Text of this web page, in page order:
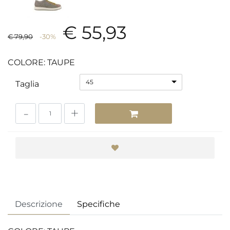
€ 79,90 -30% € 55,93
COLORE: TAUPE
Taglia 45
Descrizione Specifiche